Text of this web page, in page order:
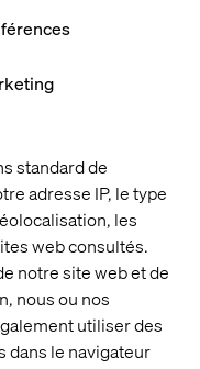
standard de
adresse IP, le type
les
web consultés.
notre site web et de
nous ou nos
utiliser des
dans le navigateur
qui
par la
comprennent
les clients, ils
ambassadeurs.
commissions
compte, avec